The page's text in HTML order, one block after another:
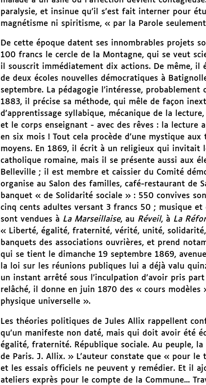
paralysie, et insinue qu’il s’est fait interner pour
magnétisme ni spiritisme, « par la Parole
De cette époque datent ses innombrables projets
100 francs le cercle de la Montagne, qui se veut
il souscrit immédiatement dix actions. De même,
de deux écoles nouvelles démocratiques à
septembre. La pédagogie l’intéresse,
1883, il précise sa méthode, qui mêle de façon
d’apprentissage syllabique, mécanique de la
et le corps enseignant - avec des rêves : la lecture
en six mois ! Tout cela procède d’une mystique
moyens. En 1869, il écrit à un religieux qui invitait
catholique romaine, mais il se présente aussi aux
Belleville ; il est membre et caissier du Comité
organise au Salon des familles, café-restaurant de
banquet « de Solidarité sociale » : 550 convives
cinq cents adultes versant 3 francs 50 ; musique
sont vendues à La Marseillaise, au Réveil, à La
« Liberté, égalité, fraternité, vérité, unité,
banquets des associations ouvrières, et prend
qui se tient le dimanche 19 septembre 1869,
la loi sur les réunions publiques lui a déjà valu
un instant arrêté sous l’inculpation d’avoir pris
relâché, il donne en juin 1870 des « cours
physique universelle ».
Les théories politiques de Jules Allix rappellent
qu’un manifeste non daté, mais qui doit avoir été
égalité, fraternité. République sociale. Au peuple,
de Paris. J. Allix. » L’auteur constate que « pour
et les essais officiels ne peuvent y remédier. Et il
ateliers exprès pour le compte de la Commune...